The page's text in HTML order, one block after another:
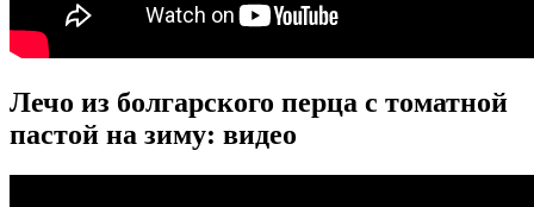
Лечо из болгарского перца с томатной
пастой на зиму: видео